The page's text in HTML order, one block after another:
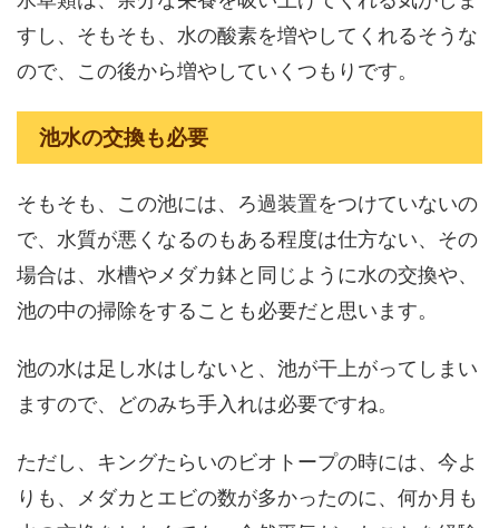
すし、そもそも、水の酸素を増やしてくれるそうな
ので、この後から増やしていくつもりです。
池水の交換も必要
そもそも、この池には、ろ過装置をつけていないの
で、水質が悪くなるのもある程度は仕方ない、その
場合は、水槽やメダカ鉢と同じように水の交換や、
池の中の掃除をすることも必要だと思います。
池の水は足し水はしないと、池が干上がってしまい
ますので、どのみち手入れは必要ですね。
ただし、キングたらいのビオトープの時には、今よ
りも、メダカとエビの数が多かったのに、何か月も